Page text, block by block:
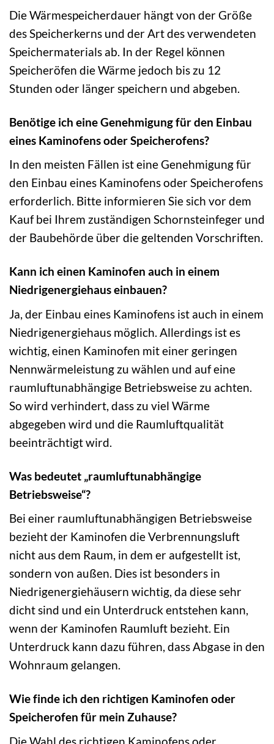
Die Wärmespeicherdauer hängt von der Größe
des Speicherkerns und der Art des verwendeten
Speichermaterials ab. In der Regel können
Speicheröfen die Wärme jedoch bis zu 12
Stunden oder länger speichern und abgeben.
Benötige ich eine Genehmigung für den Einbau
eines Kaminofens oder Speicherofens?
In den meisten Fällen ist eine Genehmigung für
den Einbau eines Kaminofens oder Speicherofens
erforderlich. Bitte informieren Sie sich vor dem
Kauf bei Ihrem zuständigen Schornsteinfeger und
der Baubehörde über die geltenden Vorschriften.
Kann ich einen Kaminofen auch in einem
Niedrigenergiehaus einbauen?
Ja, der Einbau eines Kaminofens ist auch in einem
Niedrigenergiehaus möglich. Allerdings ist es
wichtig, einen Kaminofen mit einer geringen
Nennwärmeleistung zu wählen und auf eine
raumluftunabhängige Betriebsweise zu achten.
So wird verhindert, dass zu viel Wärme
abgegeben wird und die Raumluftqualität
beeinträchtigt wird.
Was bedeutet „raumluftunabhängige
Betriebsweise“?
Bei einer raumluftunabhängigen Betriebsweise
bezieht der Kaminofen die Verbrennungsluft
nicht aus dem Raum, in dem er aufgestellt ist,
sondern von außen. Dies ist besonders in
Niedrigenergiehäusern wichtig, da diese sehr
dicht sind und ein Unterdruck entstehen kann,
wenn der Kaminofen Raumluft bezieht. Ein
Unterdruck kann dazu führen, dass Abgase in den
Wohnraum gelangen.
Wie finde ich den richtigen Kaminofen oder
Speicherofen für mein Zuhause?
Die Wahl des richtigen Kaminofens oder